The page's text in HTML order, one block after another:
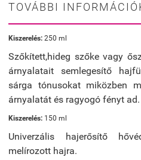
TOVÁBBI
Kiszerelés: 250 ml
Szőkített,hideg szőke vagy
árnyalatait semlegesítő
sárga tónusokat miközben
árnyalatát és ragyogó fényt ad.
Kiszerelés: 150 ml
Univerzális hajerősítő
melírozott hajra.